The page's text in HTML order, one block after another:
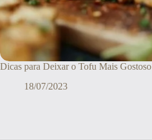
Dicas para Deixar o Tofu Mais Gostoso
18/07/2023